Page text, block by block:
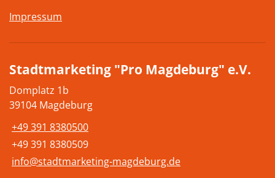
Impressum
Stadtmarketing "Pro Magdeburg" e.V.
Domplatz 1b
39104 Magdeburg
+49 391 8380500
+49 391 8380509
info@stadtmarketing-magdeburg.de